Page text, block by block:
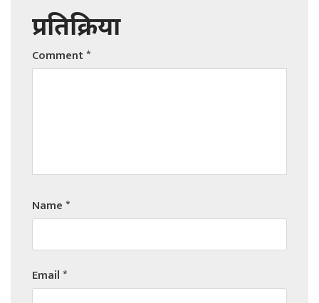
प्रतिक्रिया
Comment*
Name*
Email*